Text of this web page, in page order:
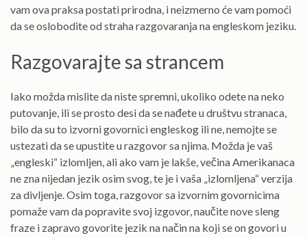
vam ova praksa postati prirodna, i neizmerno će vam pomoći
da se oslobodite od straha razgovaranja na engleskom jeziku.
Razgovarajte sa strancem
Iako možda mislite da niste spremni, ukoliko odete na neko
putovanje, ili se prosto desi da se nađete u društvu stranaca,
bilo da su to izvorni govornici engleskog ili ne, nemojte se
ustezati da se upustite u razgovor sa njima. Možda je vaš
„engleski“ izlomljen, ali ako vam je lakše, večina Amerikanaca
ne zna nijedan jezik osim svog, te je i vaša „izlomljena“ verzija
za divljenje. Osim toga, razgovor sa izvornim govornicima
pomaže vam da popravite svoj izgovor, naučite nove sleng
fraze i zapravo govorite jezik na način na koji se on govori u